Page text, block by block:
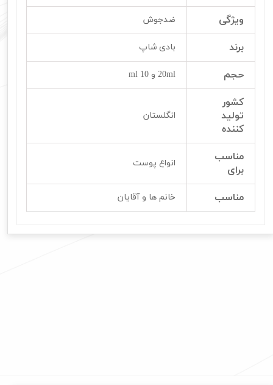
ویژگی ضدجوش
برند بادی شاپ
حجم 20ml و 10 ml
کشور
تولید
کننده
انگلستان
مناسب
برای
انواع پوست
مناسب خانم ها و آقایان